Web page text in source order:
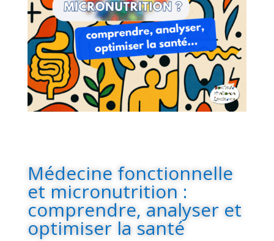
Médecine fonctionnelle
et micronutrition :
comprendre, analyser et
optimiser la santé